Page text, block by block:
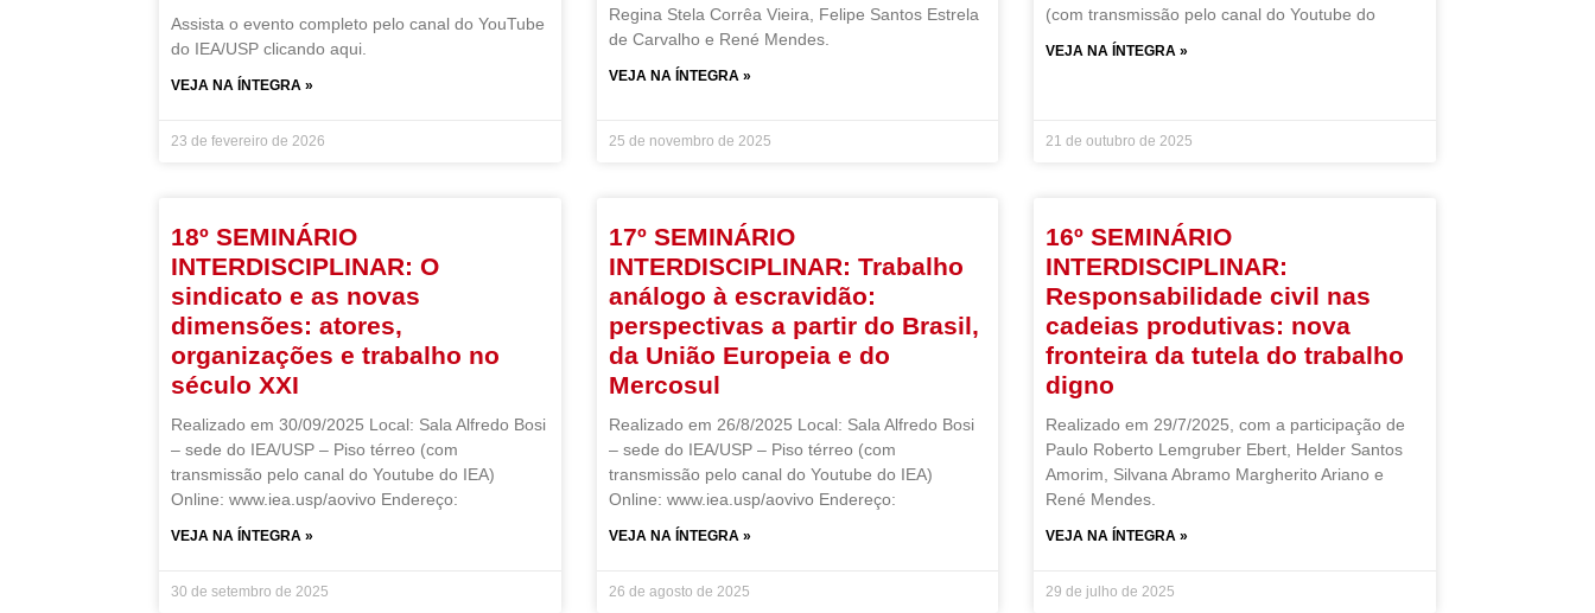
Assista o evento completo pelo canal do YouTube
do IEA/USP clicando aqui.
VEJA NA ÍNTEGRA »
23 de fevereiro de 2026
Regina Stela Corrêa Vieira, Felipe Santos Estrela
de Carvalho e René Mendes.
VEJA NA ÍNTEGRA »
25 de novembro de 2025
(com transmissão pelo canal do Youtube do
VEJA NA ÍNTEGRA »
21 de outubro de 2025
18º SEMINÁRIO
INTERDISCIPLINAR: O
sindicato e as novas
dimensões: atores,
organizações e trabalho no
século XXI
Realizado em 30/09/2025 Local: Sala Alfredo Bosi
– sede do IEA/USP – Piso térreo (com
transmissão pelo canal do Youtube do IEA)
Online: www.iea.usp/aovivo Endereço:
VEJA NA ÍNTEGRA »
30 de setembro de 2025
17º SEMINÁRIO
INTERDISCIPLINAR: Trabalho
análogo à escravidão:
perspectivas a partir do Brasil,
da União Europeia e do
Mercosul
Realizado em 26/8/2025 Local: Sala Alfredo Bosi
– sede do IEA/USP – Piso térreo (com
transmissão pelo canal do Youtube do IEA)
Online: www.iea.usp/aovivo Endereço:
VEJA NA ÍNTEGRA »
26 de agosto de 2025
16º SEMINÁRIO
INTERDISCIPLINAR:
Responsabilidade civil nas
cadeias produtivas: nova
fronteira da tutela do trabalho
digno
Realizado em 29/7/2025, com a participação de
Paulo Roberto Lemgruber Ebert, Helder Santos
Amorim, Silvana Abramo Margherito Ariano e
René Mendes.
VEJA NA ÍNTEGRA »
29 de julho de 2025